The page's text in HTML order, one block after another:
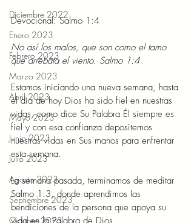
Diciembre 2022
Enero 2023
Febrero 2023
Marzo 2023
Abril 2023
Mayo 2023
Junio 2023
Julio 2023
Agosto 2023
Septiembre 2023
Octubre 2023
Devocional: Salmo 1:4
No así los malos, que son como el tamo
que arrebata el viento. Salmo 1:4
Estamos iniciando una nueva semana, hasta
el día de hoy Dios ha sido fiel en nuestras
vidas, como dice Su Palabra Él siempre es
fiel y con esa confianza depositemos
nuestras vidas en Sus manos para enfrentar
esta semana.
La semana pasada, terminamos de meditar
Salmo 1:3, donde aprendimos las
bendiciones de la persona que apoya su
vida en la Palabra de Dios.